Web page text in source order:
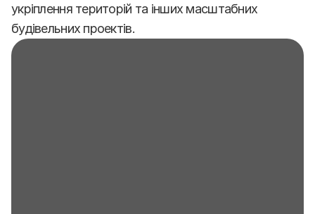
укріплення територій та інших масштабних
будівельних проектів.